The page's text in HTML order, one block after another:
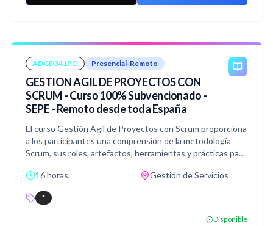
ADGD341PO Presencial-Remoto
GESTION AGIL DE PROYECTOS CON
SCRUM - Curso 100% Subvencionado -
SEPE - Remoto desde toda España
El curso Gestión Ágil de Proyectos con Scrum proporciona
a los participantes una comprensión de la metodología
Scrum, sus roles, artefactos, herramientas y prácticas para
índole.
16 horas Gestión de Servicios
*
Disponible